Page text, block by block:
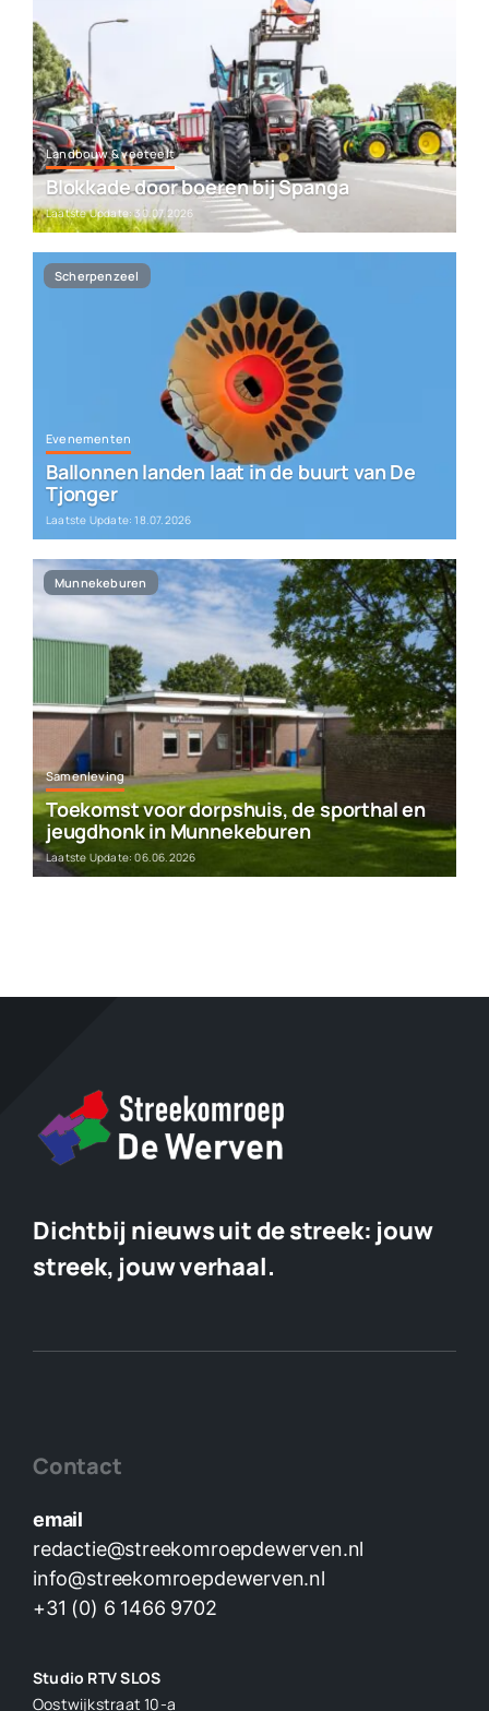
Landbouw & veeteelt
Blokkade door boeren bij Spanga
Laatste Update: 30.07.2026
Scherpenzeel
Evenementen
Ballonnen landen laat in de buurt van De
Tjonger
Laatste Update: 18.07.2026
Munnekeburen
Samenleving
Toekomst voor dorpshuis, de sporthal en
jeugdhonk in Munnekeburen
Laatste Update: 06.06.2026
Dichtbij nieuws uit de streek: jouw
streek, jouw verhaal.
Contact
email
redactie@streekomroepdewerven.nl
info@streekomroepdewerven.nl
+31 (0) 6 1466 9702
Studio RTV SLOS
Oostwijkstraat 10-a